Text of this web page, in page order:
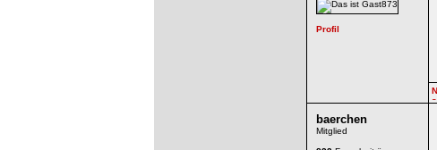
baerchen
Mitglied